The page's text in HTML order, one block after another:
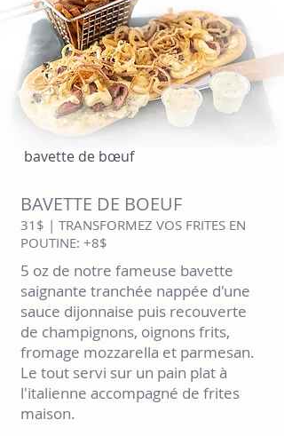
bavette de bœuf
BAVETTE DE BOEUF
31$ | TRANSFORMEZ VOS FRITES EN
POUTINE: +8$
5 oz de notre fameuse bavette
saignante tranchée nappée d'une
sauce dijonnaise puis recouverte
de champignons, oignons frits,
fromage mozzarella et parmesan.
Le tout servi sur un pain plat à
l'italienne accompagné de frites
maison.